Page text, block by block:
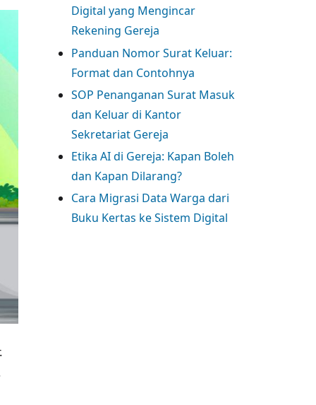
Digital yang Mengincar
Rekening Gereja
Panduan Nomor Surat Keluar:
Format dan Contohnya
SOP Penanganan Surat Masuk
dan Keluar di Kantor
Sekretariat Gereja
Etika AI di Gereja: Kapan Boleh
dan Kapan Dilarang?
Cara Migrasi Data Warga dari
Buku Kertas ke Sistem Digital